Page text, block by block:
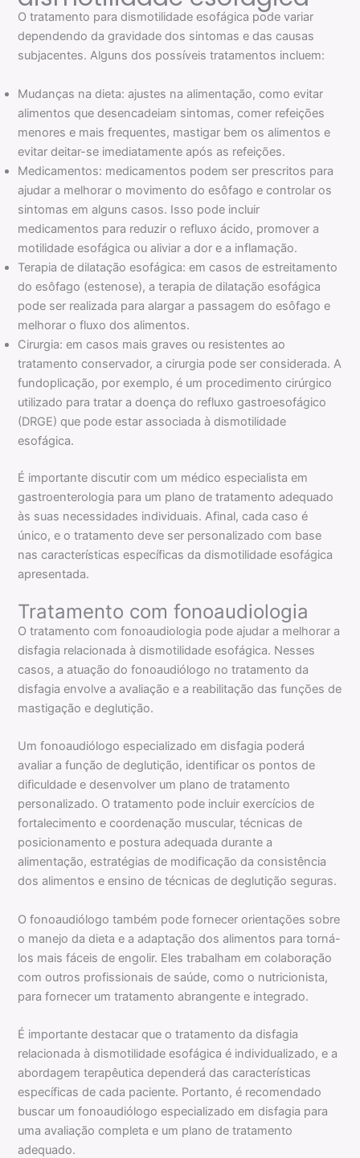
O tratamento para dismotilidade esofágica pode variar
dependendo da gravidade dos sintomas e das causas
subjacentes. Alguns dos possíveis tratamentos incluem:
Mudanças na dieta: ajustes na alimentação, como evitar
alimentos que desencadeiam sintomas, comer refeições
menores e mais frequentes, mastigar bem os alimentos e
evitar deitar-se imediatamente após as refeições.
Medicamentos: medicamentos podem ser prescritos para
ajudar a melhorar o movimento do esôfago e controlar os
sintomas em alguns casos. Isso pode incluir
medicamentos para reduzir o refluxo ácido, promover a
motilidade esofágica ou aliviar a dor e a inflamação.
Terapia de dilatação esofágica: em casos de estreitamento
do esôfago (estenose), a terapia de dilatação esofágica
pode ser realizada para alargar a passagem do esôfago e
melhorar o fluxo dos alimentos.
Cirurgia: em casos mais graves ou resistentes ao
tratamento conservador, a cirurgia pode ser considerada. A
fundoplicação, por exemplo, é um procedimento cirúrgico
utilizado para tratar a doença do refluxo gastroesofágico
(DRGE) que pode estar associada à dismotilidade
esofágica.
É importante discutir com um médico especialista em
gastroenterologia para um plano de tratamento adequado
às suas necessidades individuais. Afinal, cada caso é
único, e o tratamento deve ser personalizado com base
nas características específicas da dismotilidade esofágica
apresentada.
Tratamento com fonoaudiologia
O tratamento com fonoaudiologia pode ajudar a melhorar a
disfagia relacionada à dismotilidade esofágica. Nesses
casos, a atuação do fonoaudiólogo no tratamento da
disfagia envolve a avaliação e a reabilitação das funções de
mastigação e deglutição.
Um fonoaudiólogo especializado em disfagia poderá
avaliar a função de deglutição, identificar os pontos de
dificuldade e desenvolver um plano de tratamento
personalizado. O tratamento pode incluir exercícios de
fortalecimento e coordenação muscular, técnicas de
posicionamento e postura adequada durante a
alimentação, estratégias de modificação da consistência
dos alimentos e ensino de técnicas de deglutição seguras.
O fonoaudiólogo também pode fornecer orientações sobre
o manejo da dieta e a adaptação dos alimentos para torná-
los mais fáceis de engolir. Eles trabalham em colaboração
com outros profissionais de saúde, como o nutricionista,
para fornecer um tratamento abrangente e integrado.
É importante destacar que o tratamento da disfagia
relacionada à dismotilidade esofágica é individualizado, e a
abordagem terapêutica dependerá das características
específicas de cada paciente. Portanto, é recomendado
buscar um fonoaudiólogo especializado em disfagia para
uma avaliação completa e um plano de tratamento
adequado.